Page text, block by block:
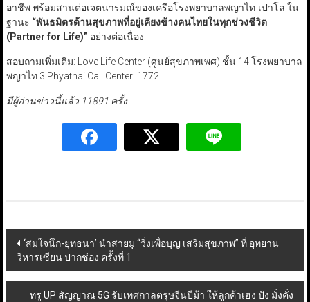
อาชีพ พร้อมสานต่อเจตนารมณ์ของเครือโรงพยาบาลพญาไท-เปาโล ใน
ฐานะ “พันธมิตรด้านสุขภาพที่อยู่เคียงข้างคนไทยในทุกช่วงชีวิต
(Partner for Life)” อย่างต่อเนื่อง
สอบถามเพิ่มเติม: Love Life Center (ศูนย์สุขภาพเพศ) ชั้น 14 โรงพยาบาล
พญาไท 3 Phyathai Call Center: 1772
มีผู้อ่านข่าวนี้แล้ว 11891 ครั้ง
Post
navigation
‘สมใจนึก​-​ยุทธนา’​ นำสายมู “วิ่งเพื่อบุญ เสริมสุขภาพ” ที่ อุทยาน
วิหารเซียน ปากช่อง ครั้งที่ 1
ทรู UP สัญญาณ 5G รับเทศกาลตรุษจีนปีม้า ให้ลูกค้าเฮง ปัง มั่งคั่ง